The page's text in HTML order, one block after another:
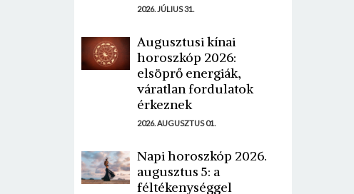
2026. JÚLIUS 31.
Augusztusi kínai
horoszkóp 2026:
elsöprő energiák,
váratlan fordulatok
érkeznek
2026. AUGUSZTUS 01.
Napi horoszkóp 2026.
augusztus 5: a
féltékenységgel